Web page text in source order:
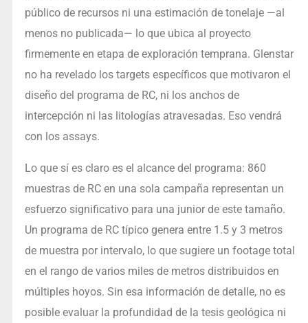
público de recursos ni una estimación de tonelaje —al
menos no publicada— lo que ubica al proyecto
firmemente en etapa de exploración temprana. Glenstar
no ha revelado los targets específicos que motivaron el
diseño del programa de RC, ni los anchos de
intercepción ni las litologías atravesadas. Eso vendrá
con los assays.
Lo que sí es claro es el alcance del programa: 860
muestras de RC en una sola campaña representan un
esfuerzo significativo para una junior de este tamaño.
Un programa de RC típico genera entre 1.5 y 3 metros
de muestra por intervalo, lo que sugiere un footage total
en el rango de varios miles de metros distribuidos en
múltiples hoyos. Sin esa información de detalle, no es
posible evaluar la profundidad de la tesis geológica ni